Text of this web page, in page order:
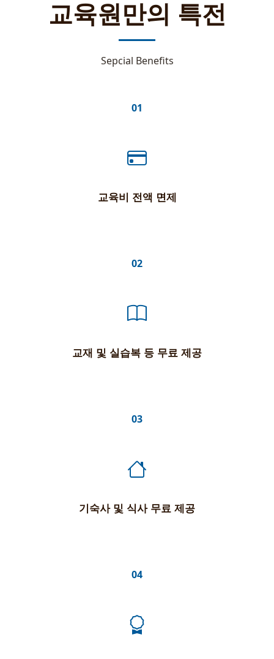
교육원만의 특전
Sepcial Benefits
01
교육비 전액 면제
02
교재 및 실습복 등 무료 제공
03
기숙사 및 식사 무료 제공
04